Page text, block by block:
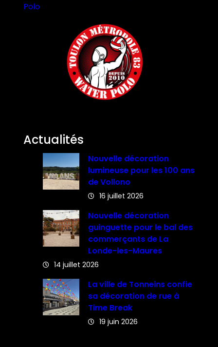
Polo
Actualités
Nouvelle décoration
lumineuse pour les 100 ans
de Vollono
16 juillet 2026
Nouvelle décoration
guinguette pour le bal des
commerçants de La
Londe-les-Maures
14 juillet 2026
La ville de Tonneins confie
sa décoration de rue à
Time Break
19 juin 2026